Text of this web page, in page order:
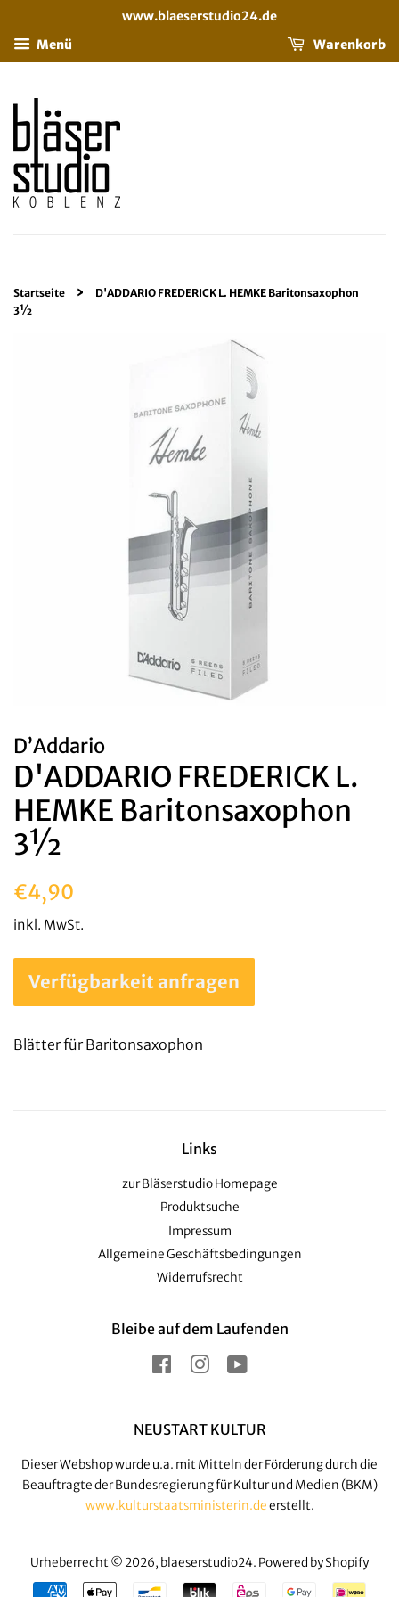
www.blaeserstudio24.de
Menü
Warenkorb
Startseite ›
D'ADDARIO FREDERICK L. HEMKE Baritonsaxophon
3½
D’Addario
D'ADDARIO FREDERICK L.
HEMKE Baritonsaxophon
3½
Normaler
Preis
€4,90
inkl. MwSt.
Verfügbarkeit anfragen
Blätter für Baritonsaxophon
Links
zur Bläserstudio Homepage
Produktsuche
Impressum
Allgemeine Geschäftsbedingungen
Widerrufsrecht
Bleibe auf dem Laufenden
FacebookInstagram
NEUSTART KULTUR
Dieser Webshop wurde u.a. mit Mitteln der Förderung durch die
Beauftragte der Bundesregierung für Kultur und Medien (BKM)
www.kulturstaatsministerin.deerstellt.
Urheberrecht © 2026, blaeserstudio24. Powered by Shopify
Zahlungsarten